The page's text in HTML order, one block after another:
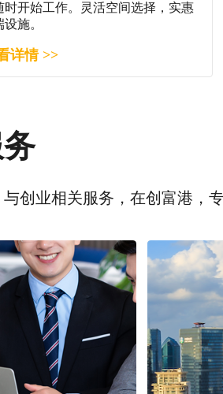
时开始工作。灵活空间选择，实惠
施。
详情 >>
创业相关服务，在创富港，